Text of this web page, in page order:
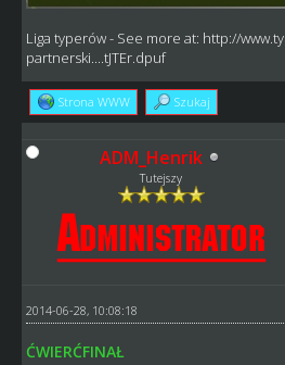
Liga typerów- See more at: http://
partnerski....tJTEr.dpuf
Strona WWW Szukaj
ADM_Henrik
Tutejszy
2014-06-28, 10:08:18
ĆWIERĆFINAŁ